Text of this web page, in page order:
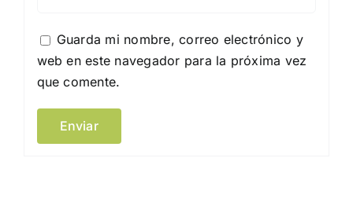
Guarda mi nombre, correo electrónico y
web en este navegador para la próxima vez
que comente.